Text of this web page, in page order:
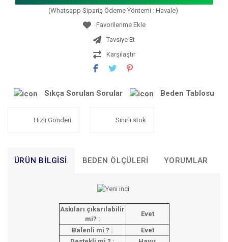
(Whatsapp Sipariş Ödeme Yöntemi : Havale)
Tavsiye Et
Karşılaştır
Sıkça Sorulan Sorular Beden Tablosu
Hızlı Gönderi Sınırlı stok
ÜRÜN BILGISI BEDEN ÖLÇÜLERI YORUMLAR
Askıları çıkarılabilir
mi? :
Evet
Balenli mi ? :
Evet